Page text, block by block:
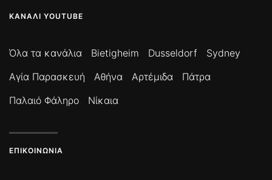
ΚΑΝΆΛΙ YOUTUBE
Όλα τα κανάλια Bietigheim Dusseldorf
Sydney
Αγία Παρασκευή
Αθήνα Αρτέμιδα
Πάτρα
Παλαιό Φάληρο
Νίκαια
ΕΠΙΚΟΙΝΩΝΊΑ